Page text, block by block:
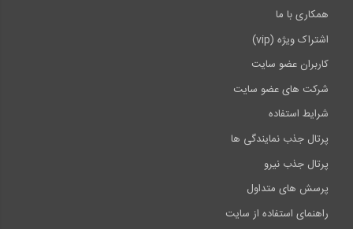
همکاری با ما
اشتراک ویژه (vip)
کاربران عضو سایت
شرکت های عضو سایت
شرایط استفاده
پرتال جذب نمایندگی ها
پرتال جذب نیرو
پرسش های متداول
راهنمای استفاده از سایت